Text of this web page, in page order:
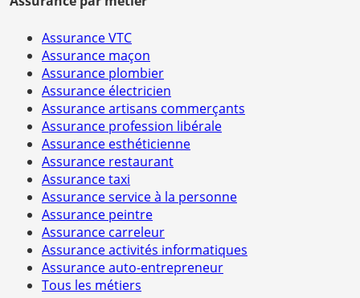
Assurance VTC
Assurance maçon
Assurance plombier
Assurance électricien
Assurance artisans commerçants
Assurance profession libérale
Assurance esthéticienne
Assurance restaurant
Assurance taxi
Assurance service à la personne
Assurance peintre
Assurance carreleur
Assurance activités informatiques
Assurance auto-entrepreneur
Tous les métiers